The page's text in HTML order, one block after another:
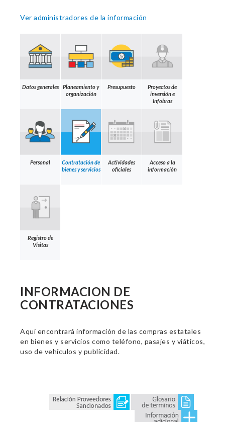
Ver administradores de la información
Datos generales
Planeamiento y
organización
Presupuesto
Proyectos de
inversión e
Infobras
Personal
Contratación de
bienes y servicios
Actividades
oficiales
Acceso a la
información
Registro de
Visitas
INFORMACION DE
CONTRATACIONES
Aquí encontrará información de las compras estatales
en bienes y servicios como teléfono, pasajes y viáticos,
uso de vehículos y publicidad.